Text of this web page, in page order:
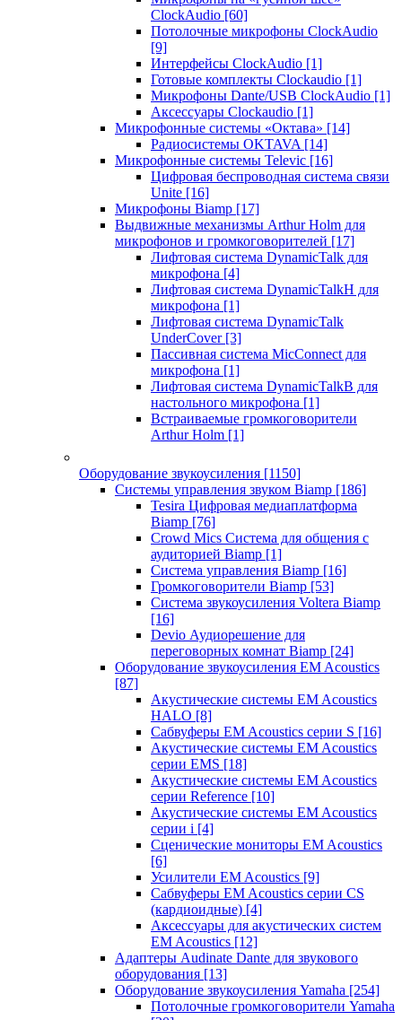
ClockAudio [60]
Потолочные микрофоны ClockAudio
[9]
Интерфейсы ClockAudio [1]
Готовые комплекты Clockaudio [1]
Микрофоны Dante/USB ClockAudio [1]
Аксессуары Clockaudio [1]
Микрофонные системы «Октава» [14]
Радиосистемы OKTAVA [14]
Микрофонные системы Televic [16]
Цифровая беспроводная система связи
Unite [16]
Микрофоны Biamp [17]
Выдвижные механизмы Arthur Holm для
микрофонов и громкоговорителей [17]
Лифтовая система DynamicTalk для
микрофона [4]
Лифтовая система DynamicTalkH для
микрофона [1]
Лифтовая система DynamicTalk
UnderCover [3]
Пассивная система MicConnect для
микрофона [1]
Лифтовая система DynamicTalkB для
настольного микрофона [1]
Встраиваемые громкоговорители
Arthur Holm [1]
Оборудование звукоусиления [1150]
Системы управления звуком Biamp [186]
Tesira Цифровая медиаплатформа
Biamp [76]
Crowd Mics Система для общения с
аудиторией Biamp [1]
Система управления Biamp [16]
Громкоговорители Biamp [53]
Система звукоусиления Voltera Biamp
[16]
Devio Аудиорешение для
переговорных комнат Biamp [24]
Оборудование звукоусиления EM Acoustics
[87]
Акустические системы EM Acoustics
HALO [8]
Сабвуферы EM Acoustics серии S [16]
Акустические системы EM Acoustics
серии EMS [18]
Акустические системы EM Acoustics
серии Reference [10]
Акустические системы EM Acoustics
серии i [4]
Сценические мониторы EM Acoustics
[6]
Усилители EM Acoustics [9]
Сабвуферы EM Acoustics серии CS
(кардиоидные) [4]
Аксессуары для акустических систем
EM Acoustics [12]
Адаптеры Audinate Dante для звукового
оборудования [13]
Оборудование звукоусиления Yamaha [254]
Потолочные громкоговорители Yamaha